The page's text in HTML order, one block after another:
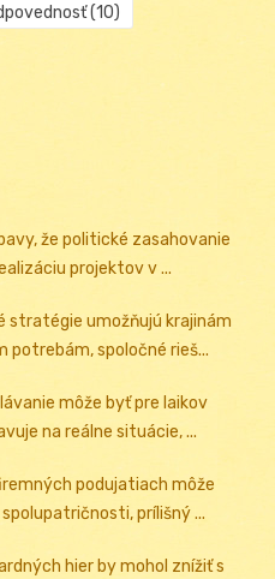
(10)
že politické zasahovanie
projektov v ...
stratégie umožňujú krajinám
potrebám, spoločné rieš...
môže byť pre laikov
na reálne situácie, ...
podujatiach môže
prílišný ...
hier by mohol znížiť s